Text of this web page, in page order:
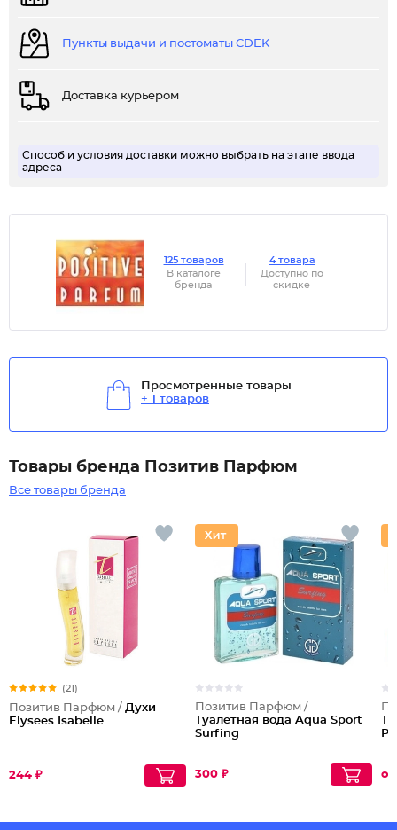
Пункты выдачи и постоматы CDEK
Доставка курьером
Способ и условия доставки можно выбрать на этапе ввода
адреса
125 товаров
В каталоге
бренда
4 товара
Доступно по
скидке
Просмотренные товары
+ 1 товаров
Товары бренда Позитив Парфюм
Все товары бренда
(21)
Позитив Парфюм / Духи
Elysees Isabelle
244 ₽
Позитив Парфюм /
Туалетная вода Aqua Sport
Surfing
300 ₽